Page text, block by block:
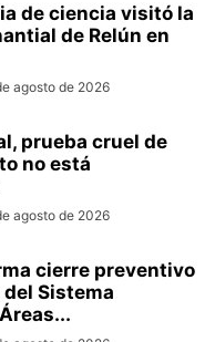
de ciencia visitó la
de Relún en
agosto de 2026
prueba cruel de
no está
agosto de 2026
cierre preventivo
Sistema